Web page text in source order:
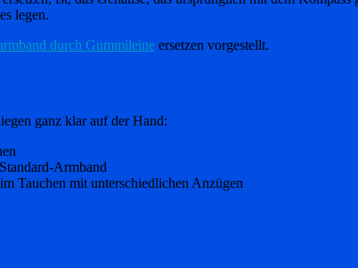
legen.
durch Gummileine ersetzen vorgestellt.
ganz klar auf der Hand:
Armband
Tauchen mit unterschiedlichen Anzügen